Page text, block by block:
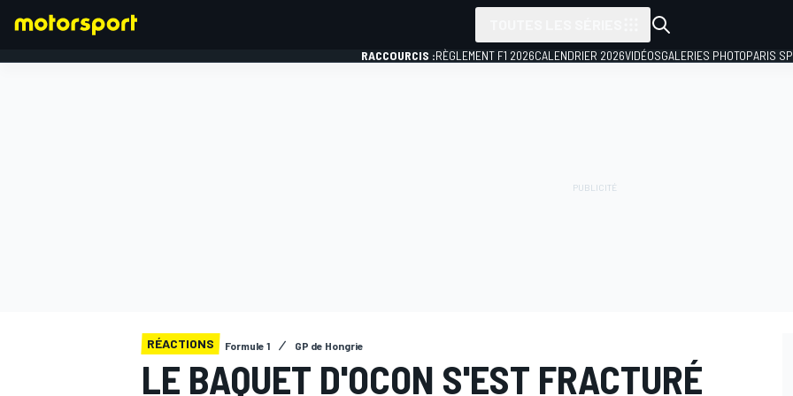
RACCOURCIS :RÈGLEMENT F1 2026CALENDRIER 2026VIDÉOSGALERIES PHOTOPARIS
RÉACTIONS Formule 1 GP de Hongrie
LE BAQUET D'OCON S'EST FRACTURÉ